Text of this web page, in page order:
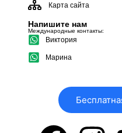
Карта сайта
Напишите нам
Международные контакты:
Виктория
Марина